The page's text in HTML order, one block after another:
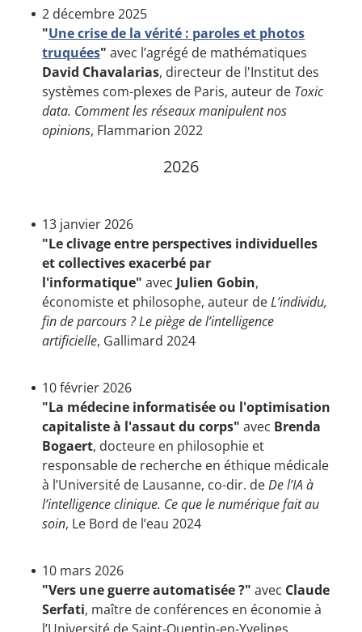
2 décembre 2025
"Une crise de la vérité : paroles et photos
truquées" avec l’agrégé de mathématiques
David Chavalarias, directeur de l'Institut des
systèmes com-plexes de Paris, auteur de Toxic
data. Comment les réseaux manipulent nos
opinions, Flammarion 2022
2026
13 janvier 2026
"Le clivage entre perspectives individuelles
et collectives exacerbé par
l'informatique" avec Julien Gobin,
économiste et philosophe, auteur deL’individu,
fin de parcours ? Le piège de l’intelligence
artificielle, Gallimard 2024
10 février 2026
"La médecine informatisée ou l'optimisation
capitaliste à l'assaut du corps" avec Brenda
Bogaert, docteure en philosophie et
responsable de recherche en éthique médicale
à l’Université de Lausanne, co-dir. deDe l’IA à
l’intelligence clinique. Ce que le numérique fait au
soin, Le Bord de l’eau 2024
10 mars 2026
"Vers une guerre automatisée ?" avec Claude
Serfati, maître de conférences en économie à
l’Université de Saint‐Quentin‐en‐Yvelines,